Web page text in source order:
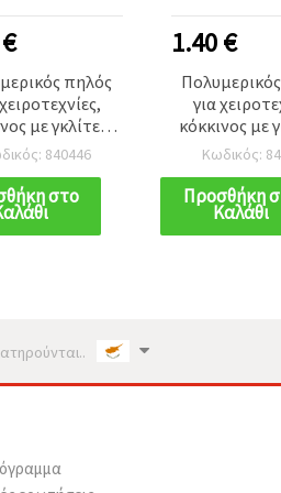
πηλός
με γκλίτερ,
50 γρ.840446
στο
1.40 €
για
κόκκινος με
50 γρ.
Κωδικός:
Προσθήκη
Καλάθι